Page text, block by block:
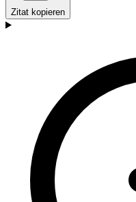
Zitat kopieren